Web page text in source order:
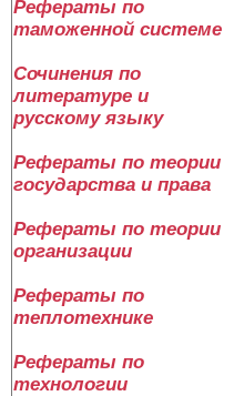
Рефераты по
таможенной системе
Сочинения по
литературе и
русскому языку
Рефераты по теории
государства и права
Рефераты по теории
организации
Рефераты по
теплотехнике
Рефераты по
технологии